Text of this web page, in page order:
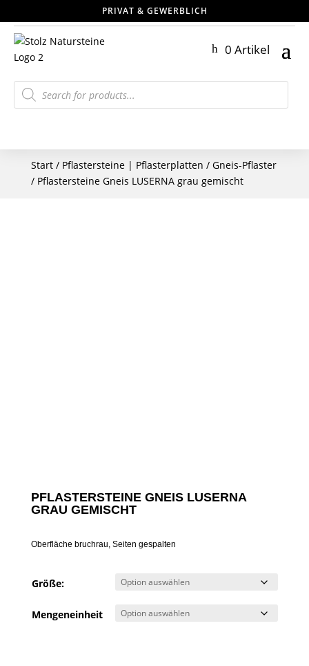
PRIVAT & GEWERBLICH
0 Artikel
Products
search
Start/ Pflastersteine | Pflasterplatten / Gneis-Pflaster
/ Pflastersteine Gneis LUSERNA grau gemischt
PFLASTERSTEINE GNEIS LUSERNA
GRAU GEMISCHT
Oberfläche bruchrau, Seiten gespalten
Größe:
Mengeneinheit